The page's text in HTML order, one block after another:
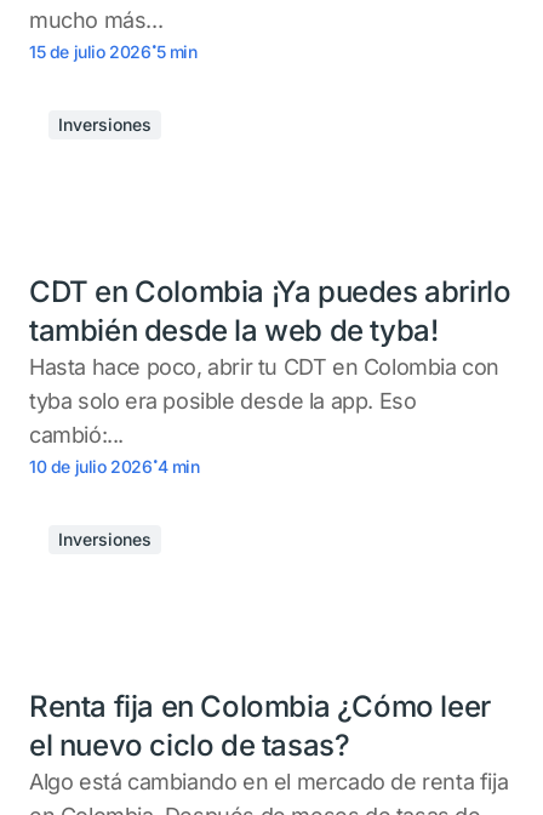
mucho más...
15 de julio 2026.5 min
Inversiones
CDT en Colombia ¡Ya puedes abrirlo
también desde la web de tyba!
Hasta hace poco, abrir tu CDT en Colombia con
tyba solo era posible desde la app. Eso
cambió:...
10 de julio 2026.4 min
Inversiones
Renta fija en Colombia ¿Cómo leer
el nuevo ciclo de tasas?
Algo está cambiando en el mercado de renta fija